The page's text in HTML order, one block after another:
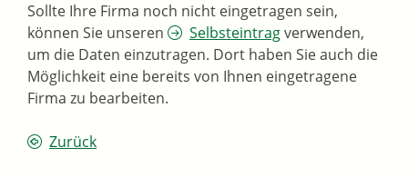
Sollte Ihre Firma noch nicht eingetragen sein,
können Sie unseren
Selbsteintragverwenden,
um die Daten einzutragen. Dort haben Sie auch die
Möglichkeit eine bereits von Ihnen eingetragene
Firma zu bearbeiten.
Zurück